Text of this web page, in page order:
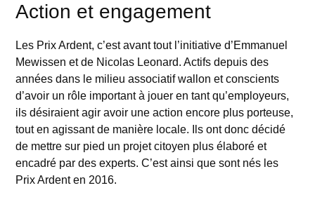
Action et engagement
Les Prix Ardent, c’est avant tout l’initiative d’Emmanuel
Mewissen et de Nicolas Leonard. Actifs depuis des
années dans le milieu associatif wallon et conscients
d’avoir un rôle important à jouer en tant qu’employeurs,
ils désiraient agir avoir une action encore plus porteuse,
tout en agissant de manière locale. Ils ont donc décidé
de mettre sur pied un projet citoyen plus élaboré et
encadré par des experts. C’est ainsi que sont nés les
Prix Ardent en 2016.